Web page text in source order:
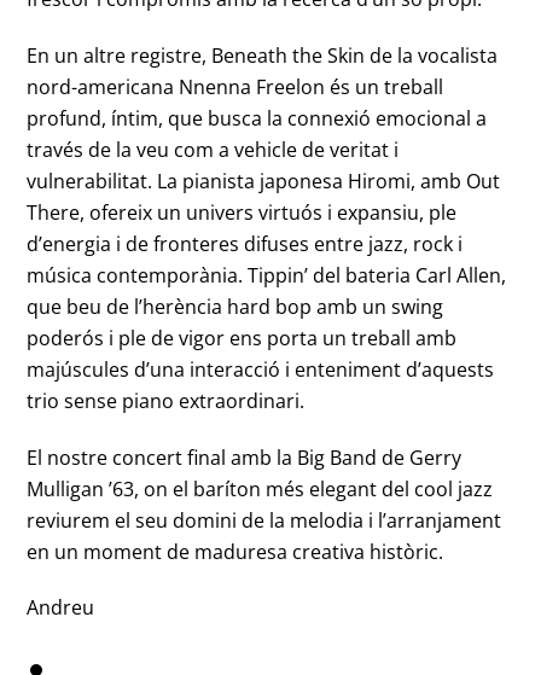
En un altre registre, Beneath the Skin de la vocalista
nord-americana Nnenna Freelon és un treball
profund, íntim, que busca la connexió emocional a
través de la veu com a vehicle de veritat i
vulnerabilitat. La pianista japonesa Hiromi, amb Out
There, ofereix un univers virtuós i expansiu, ple
d’energia i de fronteres difuses entre jazz, rock i
música contemporània. Tippin’ del bateria Carl Allen,
que beu de l’herència hard bop amb un swing
poderós i ple de vigor ens porta un treball amb
majúscules d’una interacció i enteniment d’aquests
trio sense piano extraordinari.
El nostre concert final amb la Big Band de Gerry
Mulligan ’63, on el baríton més elegant del cool jazz
reviurem el seu domini de la melodia i l’arranjament
en un moment de maduresa creativa històric.
Andreu